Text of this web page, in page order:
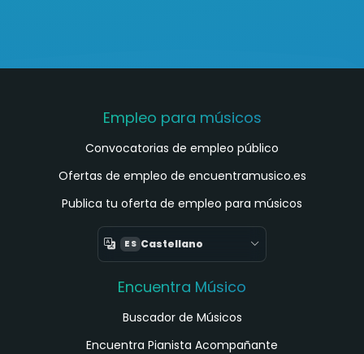
Empleo para músicos
Convocatorias de empleo público
Ofertas de empleo de encuentramusico.es
Publica tu oferta de empleo para músicos
ES Castellano
Encuentra Músico
Buscador de Músicos
Encuentra Pianista Acompañante